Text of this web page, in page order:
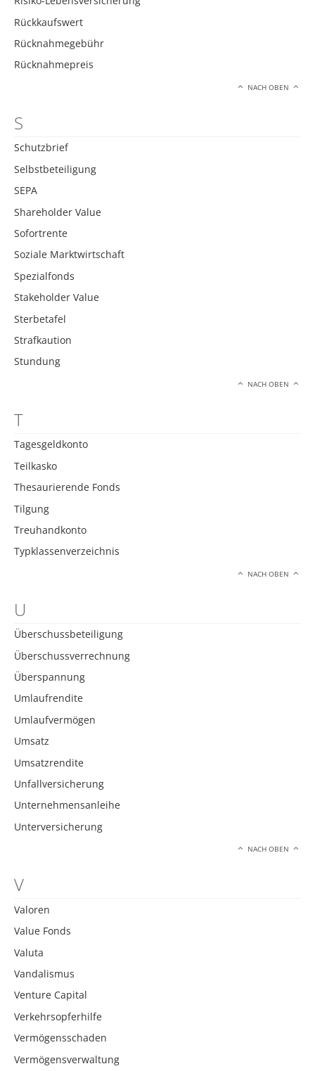
Rückkaufswert
Rücknahmegebühr
Rücknahmepreis
NACH OBEN
S
Schutzbrief
Selbstbeteiligung
SEPA
Shareholder Value
Sofortrente
Soziale Marktwirtschaft
Spezialfonds
Stakeholder Value
Sterbetafel
Strafkaution
Stundung
NACH OBEN
T
Tagesgeldkonto
Teilkasko
Thesaurierende Fonds
Tilgung
Treuhandkonto
Typklassenverzeichnis
NACH OBEN
U
Überschussbeteiligung
Überschussverrechnung
Überspannung
Umlaufrendite
Umlaufvermögen
Umsatz
Umsatzrendite
Unfallversicherung
Unternehmensanleihe
Unterversicherung
NACH OBEN
V
Valoren
Value Fonds
Valuta
Vandalismus
Venture Capital
Verkehrsopferhilfe
Vermögensschaden
Vermögensverwaltung